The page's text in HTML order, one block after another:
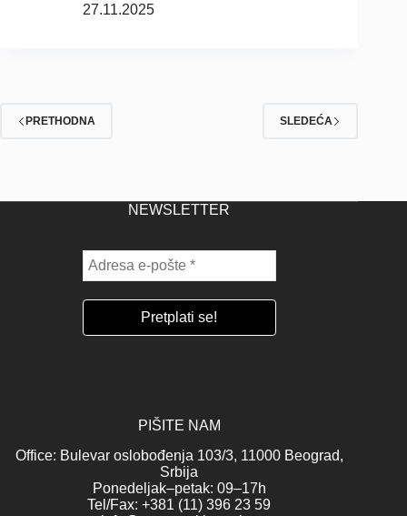
27.11.2025
PRETHODNA SLEDEĆA
NEWSLETTER
PIŠITE NAM
Office: Bulevar oslobođenja 103/3, 11000 Beograd,
Srbija
Ponedeljak–petak: 09–17h
Tel/Fax: +381 (11) 396 23 59